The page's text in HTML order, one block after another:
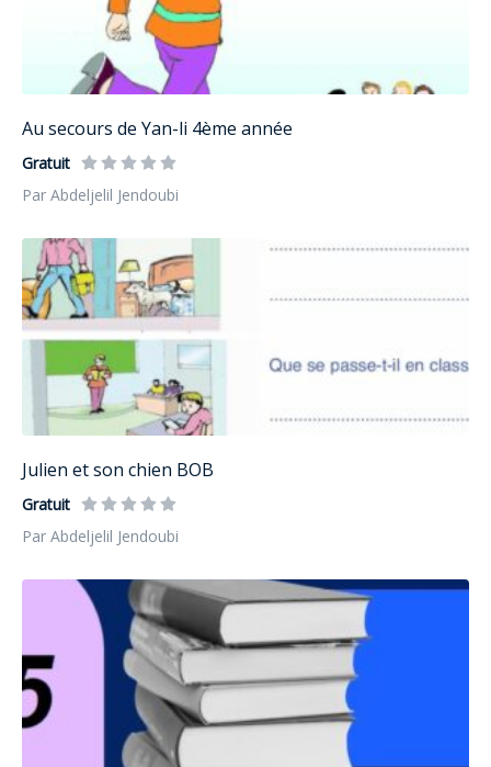
Au secours de Yan-li 4ème année
Gratuit
Par Abdeljelil Jendoubi
Julien et son chien BOB
Gratuit
Par Abdeljelil Jendoubi